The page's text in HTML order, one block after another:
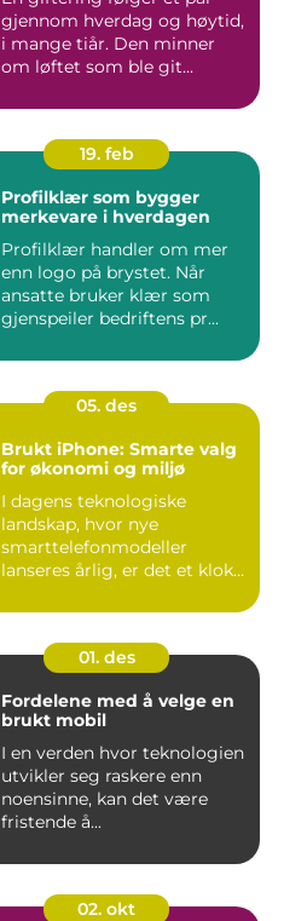
gjennom hverdag og høytid,
i mange tiår. Den minner
om løftet som ble git...
19. feb
Profilklær som bygger
merkevare i hverdagen
Profilklær handler om mer
enn logo på brystet. Når
ansatte bruker klær som
gjenspeiler bedriftens pr...
05. des
Brukt iPhone: Smarte valg
for økonomi og miljø
I dagens teknologiske
landskap, hvor nye
smarttelefonmodeller
lanseres årlig, er det et klokt
01. des
Fordelene med å velge en
brukt mobil
I en verden hvor teknologien
utvikler seg raskere enn
noensinne, kan det være
fristende å...
02. okt